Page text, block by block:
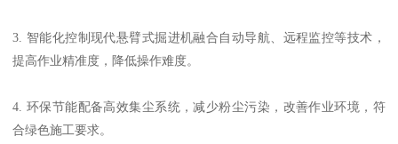
3. 智能化控制现代悬臂式掘进机融合自动导航、远程监控等技术，
提高作业精准度，降低操作难度。
4. 环保节能配备高效集尘系统，减少粉尘污染，改善作业环境，符
合绿色施工要求。